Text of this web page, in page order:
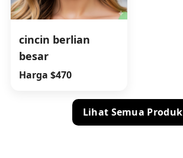
cincin berlian
besar
Harga $470
Lihat Semua Produk